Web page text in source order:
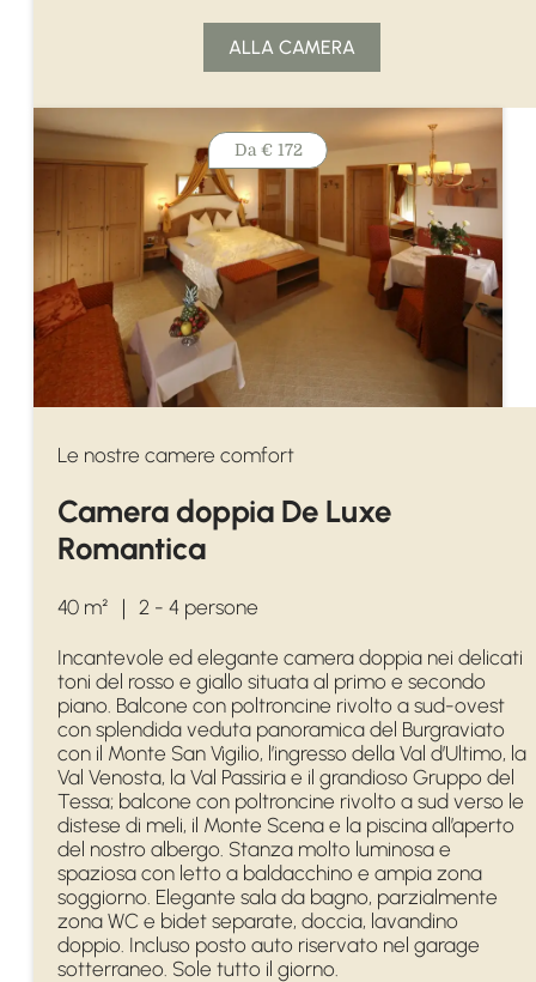
ALLA CAMERA
Le nostre camere comfort
Camera doppia De Luxe
Romantica
40 m² ｜ 2 - 4 persone
Incantevole ed elegante camera doppia nei delicati
toni del rosso e giallo situata al primo e secondo
piano. Balcone con poltroncine rivolto a sud-ovest
con splendida veduta panoramica del Burgraviato
con il Monte San Vigilio, l’ingresso della Val d’Ultimo, la
Val Venosta, la Val Passiria e il grandioso Gruppo del
Tessa; balcone con poltroncine rivolto a sud verso le
distese di meli, il Monte Scena e la piscina all’aperto
del nostro albergo. Stanza molto luminosa e
spaziosa con letto a baldacchino e ampia zona
soggiorno. Elegante sala da bagno, parzialmente
zona WC e bidet separate, doccia, lavandino
doppio. Incluso posto auto riservato nel garage
sotterraneo. Sole tutto il giorno.
Da € 172